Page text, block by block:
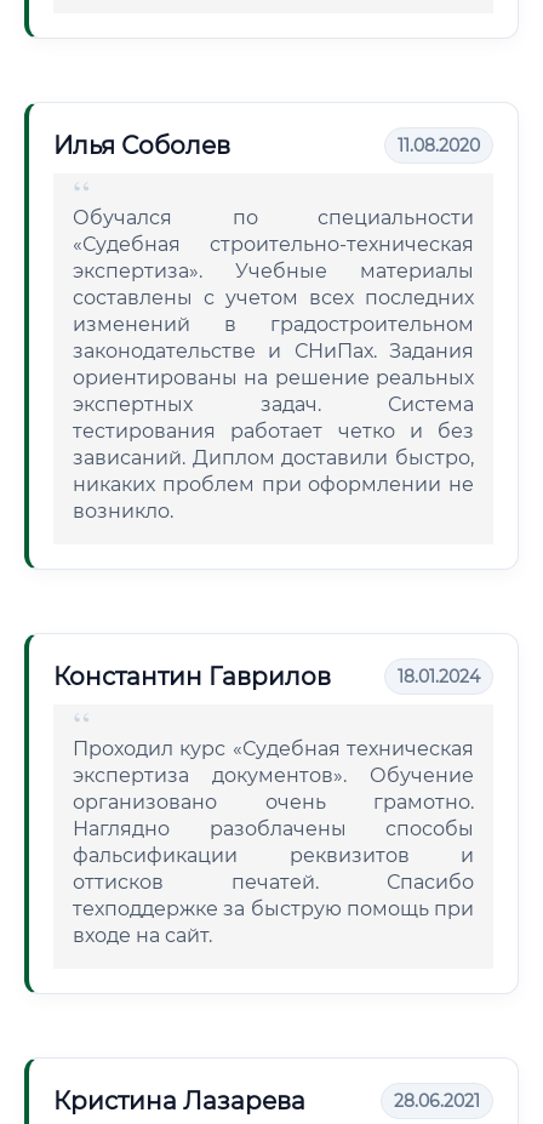
Илья Соболев 11.08.2020
Обучался по специальности
«Судебная строительно-техническая
экспертиза». Учебные материалы
составлены с учетом всех последних
изменений в градостроительном
законодательстве и СНиПах. Задания
ориентированы на решение реальных
экспертных задач. Система
тестирования работает четко и без
зависаний. Диплом доставили быстро,
никаких проблем при оформлении не
возникло.
Константин Гаврилов 18.01.2024
Проходил курс «Судебная техническая
экспертиза документов». Обучение
организовано очень грамотно.
Наглядно разоблачены способы
фальсификации реквизитов и
оттисков печатей. Спасибо
техподдержке за быструю помощь при
входе на сайт.
Кристина Лазарева 28.06.2021